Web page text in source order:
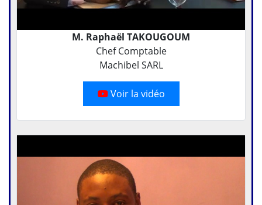
M. Raphaël TAKOUGOUM
Chef Comptable
Machibel SARL
Voir la vidéo